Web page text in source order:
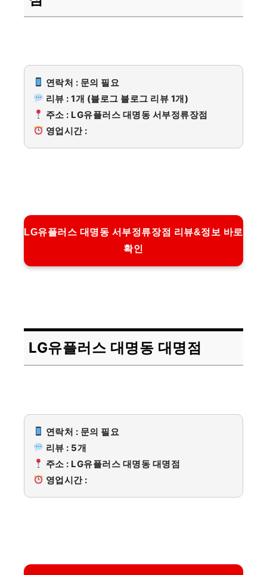
연락처 : 문의 필요
리뷰 : 1개 (블로그 블로그 리뷰 1개)
주소 : LG유플러스 대명동 서부정류장점
영업시간 :
LG유플러스 대명동 서부정류장점 리뷰&정보 바로
확인
LG유플러스 대명동 대명점
연락처 : 문의 필요
리뷰 : 5개
주소 : LG유플러스 대명동 대명점
영업시간 :